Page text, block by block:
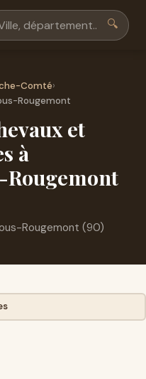
🔍
Comté›
Rougemont
et
à
Rougemont
Rougemont (90)